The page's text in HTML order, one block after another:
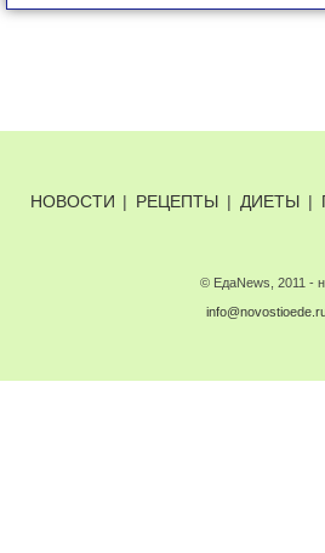
НОВОСТИ | РЕЦЕПТЫ | ДИЕТЫ |
© ЕдаNews, 2011 -